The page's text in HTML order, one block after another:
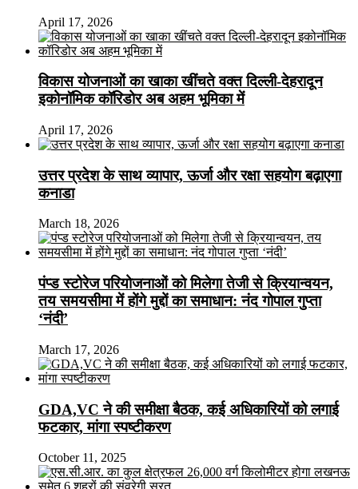
April 17, 2026
विकास योजनाओं का खाका खींचते वक्त दिल्ली-देहरादून
इकोनॉमिक कॉरिडोर अब अहम भूमिका में
April 17, 2026
उत्तर प्रदेश के साथ व्यापार, ऊर्जा और रक्षा सहयोग बढ़ाएगा
कनाडा
March 18, 2026
पंप्ड स्टोरेज परियोजनाओं को मिलेगा तेजी से क्रियान्वयन,
तय समयसीमा में होंगे मुद्दों का समाधान: नंद गोपाल गुप्ता
‘नंदी’
March 17, 2026
GDA,VC ने की समीक्षा बैठक, कई अधिकारियों को लगाई
फटकार, मांगा स्पष्टीकरण
October 11, 2025